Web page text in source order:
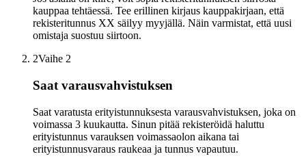
kauppaa tehtäessä. Tee erillinen kirjaus kauppakirjaan, että
rekisteritunnus XX säilyy myyjällä. Näin varmistat, että uusi
omistaja suostuu siirtoon.
2Vaihe 2
Saat varausvahvistuksen
Saat varatusta erityistunnuksesta varausvahvistuksen, joka on
voimassa 3 kuukautta. Sinun pitää rekisteröidä haluttu
erityistunnus varauksen voimassaolon aikana tai
erityistunnusvaraus raukeaa ja tunnus vapautuu.